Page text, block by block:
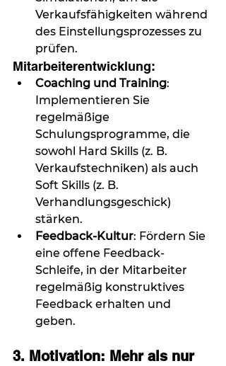
Verkaufsfähigkeiten während
des Einstellungsprozesses zu
prüfen.
Mitarbeiterentwicklung:
Coaching und Training:
Implementieren Sie
regelmäßige
Schulungsprogramme, die
sowohl Hard Skills (z. B.
Verkaufstechniken) als auch
Soft Skills (z. B.
Verhandlungsgeschick)
stärken.
Feedback-Kultur: Fördern Sie
eine offene Feedback-
Schleife, in der Mitarbeiter
regelmäßig konstruktives
Feedback erhalten und
geben.
3. Motivation: Mehr als nur